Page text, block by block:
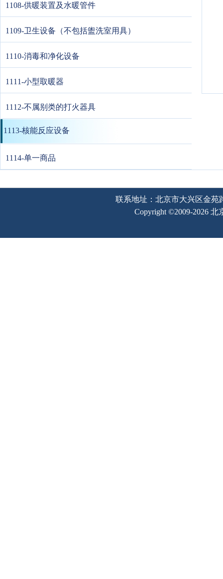
1108-供暖装置及水暖管件
1109-卫生设备（不包括盥洗室用具）
1110-消毒和净化设备
1111-小型取暖器
1112-不属别类的打火器具
1113-核能反应设备
1114-单一商品
联系地址：北京市大兴区金苑
Copyright ©2009-2026 北